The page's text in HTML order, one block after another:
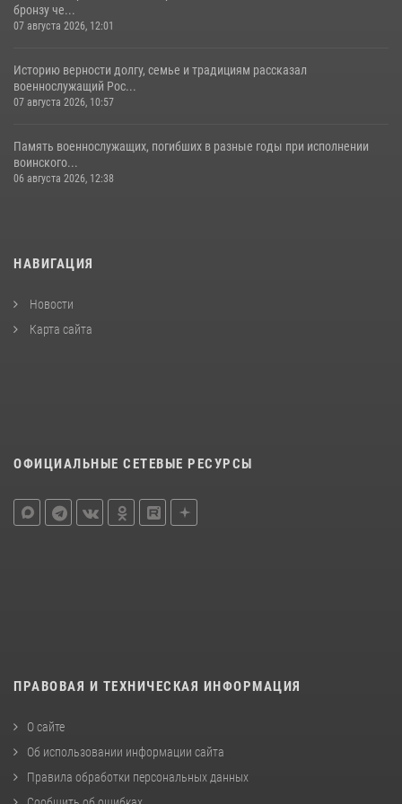
бронзу че...
07 августа 2026, 12:01
Историю верности долгу, семье и традициям рассказал
военнослужащий Рос...
07 августа 2026, 10:57
Память военнослужащих, погибших в разные годы при исполнении
воинского...
06 августа 2026, 12:38
НАВИГАЦИЯ
Новости
Карта сайта
ОФИЦИАЛЬНЫЕ СЕТЕВЫЕ РЕСУРСЫ
ПРАВОВАЯ И ТЕХНИЧЕСКАЯ ИНФОРМАЦИЯ
О сайте
Об использовании информации сайта
Правила обработки персональных данных